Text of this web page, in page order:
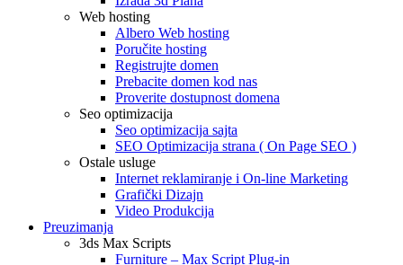
Web hosting
Albero Web hosting
Poručite hosting
Registrujte domen
Prebacite domen kod nas
Proverite dostupnost domena
Seo optimizacija
Seo optimizacija sajta
SEO Optimizacija strana ( On Page SEO )
Ostale usluge
Internet reklamiranje i On-line Marketing
Grafički Dizajn
Video Produkcija
Preuzimanja
3ds Max Scripts
Furniture – Max Script Plug-in